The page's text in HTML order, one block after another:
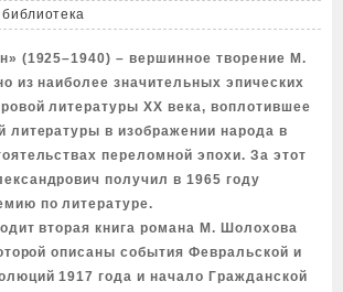
(1925–1940) – вершинное творение М.
из наиболее значительных эпических
литературы ХХ века, воплотившее
литературы в изображении народа в
переломной эпохи. За этот
получил в 1965 году
по литературе.
вторая книга романа М. Шолохова
описаны события Февральской и
1917 года и начало Гражданской